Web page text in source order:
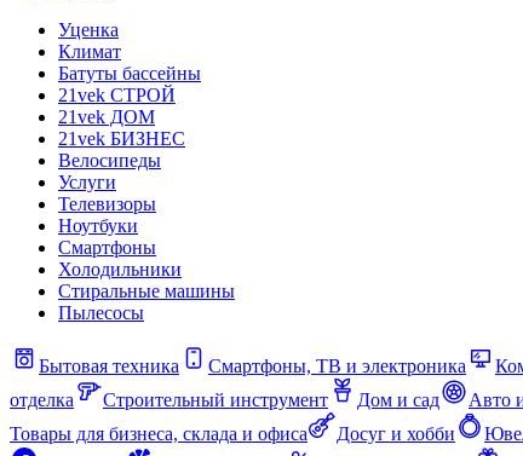
Уценка
Климат
Батуты бассейны
21vek СТРОЙ
21vek ДОМ
21vek БИЗНЕС
Велосипеды
Услуги
Телевизоры
Ноутбуки
Смартфоны
Холодильники
Стиральные машины
Пылесосы
Бытовая техника Смартфоны, ТВ и электроника
отделка
Строительный инструмент Дом и сад Авто
Товары для бизнеса, склада и офиса
Досуг и хобби